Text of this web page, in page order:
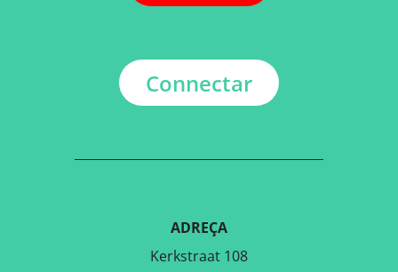
Connectar
ADREÇA
Kerkstraat 108